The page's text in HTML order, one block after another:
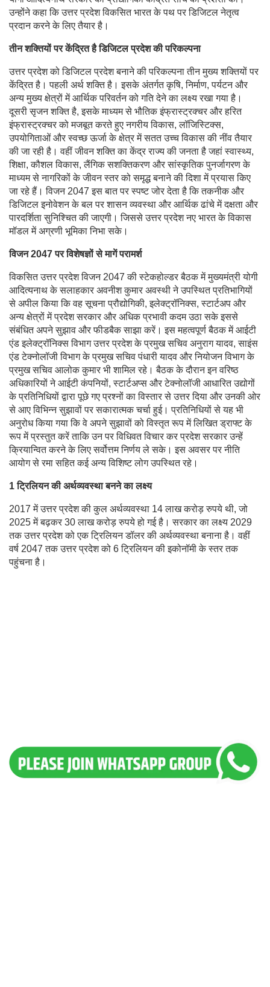
उन्होंने कहा कि उत्तर प्रदेश विकसित भारत के पथ पर डिजिटल नेतृत्व
प्रदान करने के लिए तैयार है।
तीन शक्तियों पर केंद्रित है डिजिटल प्रदेश की परिकल्पना
उत्तर प्रदेश को डिजिटल प्रदेश बनाने की परिकल्पना तीन मुख्य शक्तियों पर
केंद्रित है। पहली अर्थ शक्ति है। इसके अंतर्गत कृषि, निर्माण, पर्यटन और
अन्य मुख्य क्षेत्रों में आर्थिक परिवर्तन को गति देने का लक्ष्य रखा गया है।
दूसरी सृजन शक्ति है, इसके माध्यम से भौतिक इंफ्रास्ट्रक्चर और हरित
इंफ्रास्ट्रक्चर को मजबूत करते हुए नगरीय विकास, लॉजिस्टिक्स,
उपयोगिताओं और स्वच्छ ऊर्जा के क्षेत्र में सतत उच्च विकास की नींव तैयार
की जा रही है। वहीं जीवन शक्ति का केंद्र राज्य की जनता है जहां स्वास्थ्य,
शिक्षा, कौशल विकास, लैंगिक सशक्तिकरण और सांस्कृतिक पुनर्जागरण के
माध्यम से नागरिकों के जीवन स्तर को समृद्ध बनाने की दिशा में प्रयास किए
जा रहे हैं। विजन 2047 इस बात पर स्पष्ट जोर देता है कि तकनीक और
डिजिटल इनोवेशन के बल पर शासन व्यवस्था और आर्थिक ढांचे में दक्षता और
पारदर्शिता सुनिश्चित की जाएगी। जिससे उत्तर प्रदेश नए भारत के विकास
मॉडल में अग्रणी भूमिका निभा सके।
विजन 2047 पर विशेषज्ञों से मागें परामर्श
विकसित उत्तर प्रदेश विजन 2047 की स्टेकहोल्डर बैठक में मुख्यमंत्री योगी
आदित्यनाथ के सलाहकार अवनीश कुमार अवस्थी ने उपस्थित प्रतिभागियों
से अपील किया कि वह सूचना प्रौद्योगिकी, इलेक्ट्रॉनिक्स, स्टार्टअप और
अन्य क्षेत्रों में प्रदेश सरकार और अधिक प्रभावी कदम उठा सके इससे
संबंधित अपने सुझाव और फीडबैक साझा करें। इस महत्वपूर्ण बैठक में आईटी
एंड इलेक्ट्रॉनिक्स विभाग उत्तर प्रदेश के प्रमुख सचिव अनुराग यादव, साइंस
एंड टेक्नोलॉजी विभाग के प्रमुख सचिव पंधारी यादव और नियोजन विभाग के
प्रमुख सचिव आलोक कुमार भी शामिल रहे। बैठक के दौरान इन वरिष्ठ
अधिकारियों ने आईटी कंपनियों, स्टार्टअप्स और टेक्नोलॉजी आधारित उद्योगों
के प्रतिनिधियों द्वारा पूछे गए प्रश्नों का विस्तार से उत्तर दिया और उनकी ओर
से आए विभिन्न सुझावों पर सकारात्मक चर्चा हुई। प्रतिनिधियों से यह भी
अनुरोध किया गया कि वे अपने सुझावों को विस्तृत रूप में लिखित ड्राफ्ट के
रूप में प्रस्तुत करें ताकि उन पर विधिवत विचार कर प्रदेश सरकार उन्हें
क्रियान्वित करने के लिए सर्वोत्तम निर्णय ले सके। इस अवसर पर नीति
आयोग से रमा सहित कई अन्य विशिष्ट लोग उपस्थित रहे।
1 ट्रिलियन की अर्थव्यवस्था बनने का लक्ष्य
2017 में उत्तर प्रदेश की कुल अर्थव्यवस्था 14 लाख करोड़ रुपये थी, जो
2025 में बढ़कर 30 लाख करोड़ रुपये हो गई है। सरकार का लक्ष्य 2029
तक उत्तर प्रदेश को एक ट्रिलियन डॉलर की अर्थव्यवस्था बनाना है। वहीं
वर्ष 2047 तक उत्तर प्रदेश को 6 ट्रिलियन की इकोनॉमी के स्तर तक
पहुंचना है।